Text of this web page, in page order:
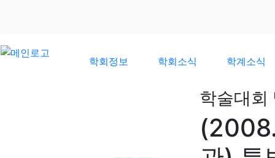
학회정보 학회소식 학계소식
학술대회